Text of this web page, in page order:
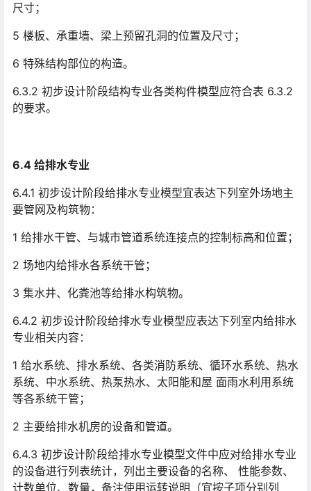
尺寸；
5 楼板、承重墙、梁上预留孔洞的位置及尺寸；
6 特殊结构部位的构造。
6.3.2 初步设计阶段结构专业各类构件模型应符合表 6.3.2
的要求。
6.4 给排水专业
6.4.1 初步设计阶段给排水专业模型宜表达下列室外场地主
要管网及构筑物：
1 给排水干管、与城市管道系统连接点的控制标高和位置；
2 场地内给排水各系统干管；
3 集水井、化粪池等给排水构筑物。
6.4.2 初步设计阶段给排水专业模型应表达下列室内给排水
专业相关内容：
1 给水系统、排水系统、各类消防系统、循环水系统、热水
系统、中水系统、热泵热水、太阳能和屋 面雨水利用系统
等各系统干管；
2 主要给排水机房的设备和管道。
6.4.3 初步设计阶段给排水专业模型文件中应对给排水专业
的设备进行列表统计，列出主要设备的名称、 性能参数、
计数单位、数量，备注使用运转说明（宜按子项分别列